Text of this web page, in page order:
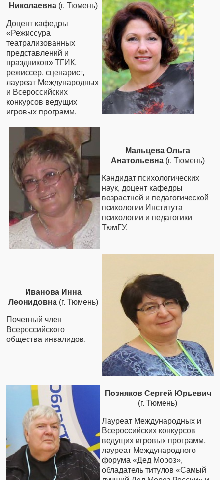
Николаевна(г. Тюмень)
Доцент кафедры
«Режиссура
театрализованных
представлений и
праздников» ТГИК,
режиссер, сценарист,
лауреат Международных
и Всероссийских
конкурсов ведущих
игровых программ.
Мальцева Ольга
Анатольевна(г. Тюмень)
Кандидат психологических
наук, доцент кафедры
возрастной и педагогической
психологии Института
психологии и педагогики
ТюмГУ.
Иванова Инна
Леонидовна(г. Тюмень)
Почетный член
Всероссийского
общества инвалидов.
Позняков Сергей Юрьевич
(г. Тюмень)
Лауреат Международных и
Всероссийских конкурсов
ведущих игровых программ,
лауреат Международного
форума «Дед Мороз»,
обладатель титулов «Самый